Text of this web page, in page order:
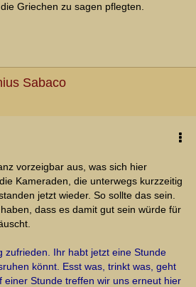
Griechen zu sagen pflegten.
Sabaco
vorzeigbar aus, was sich hier
Kameraden, die unterwegs kurzzeitig
jetzt wieder. So sollte das sein.
dass es damit gut sein würde für
zufrieden. Ihr habt jetzt eine Stunde
könnt. Esst was, trinkt was, geht
einer Stunde treffen wir uns erneut hier